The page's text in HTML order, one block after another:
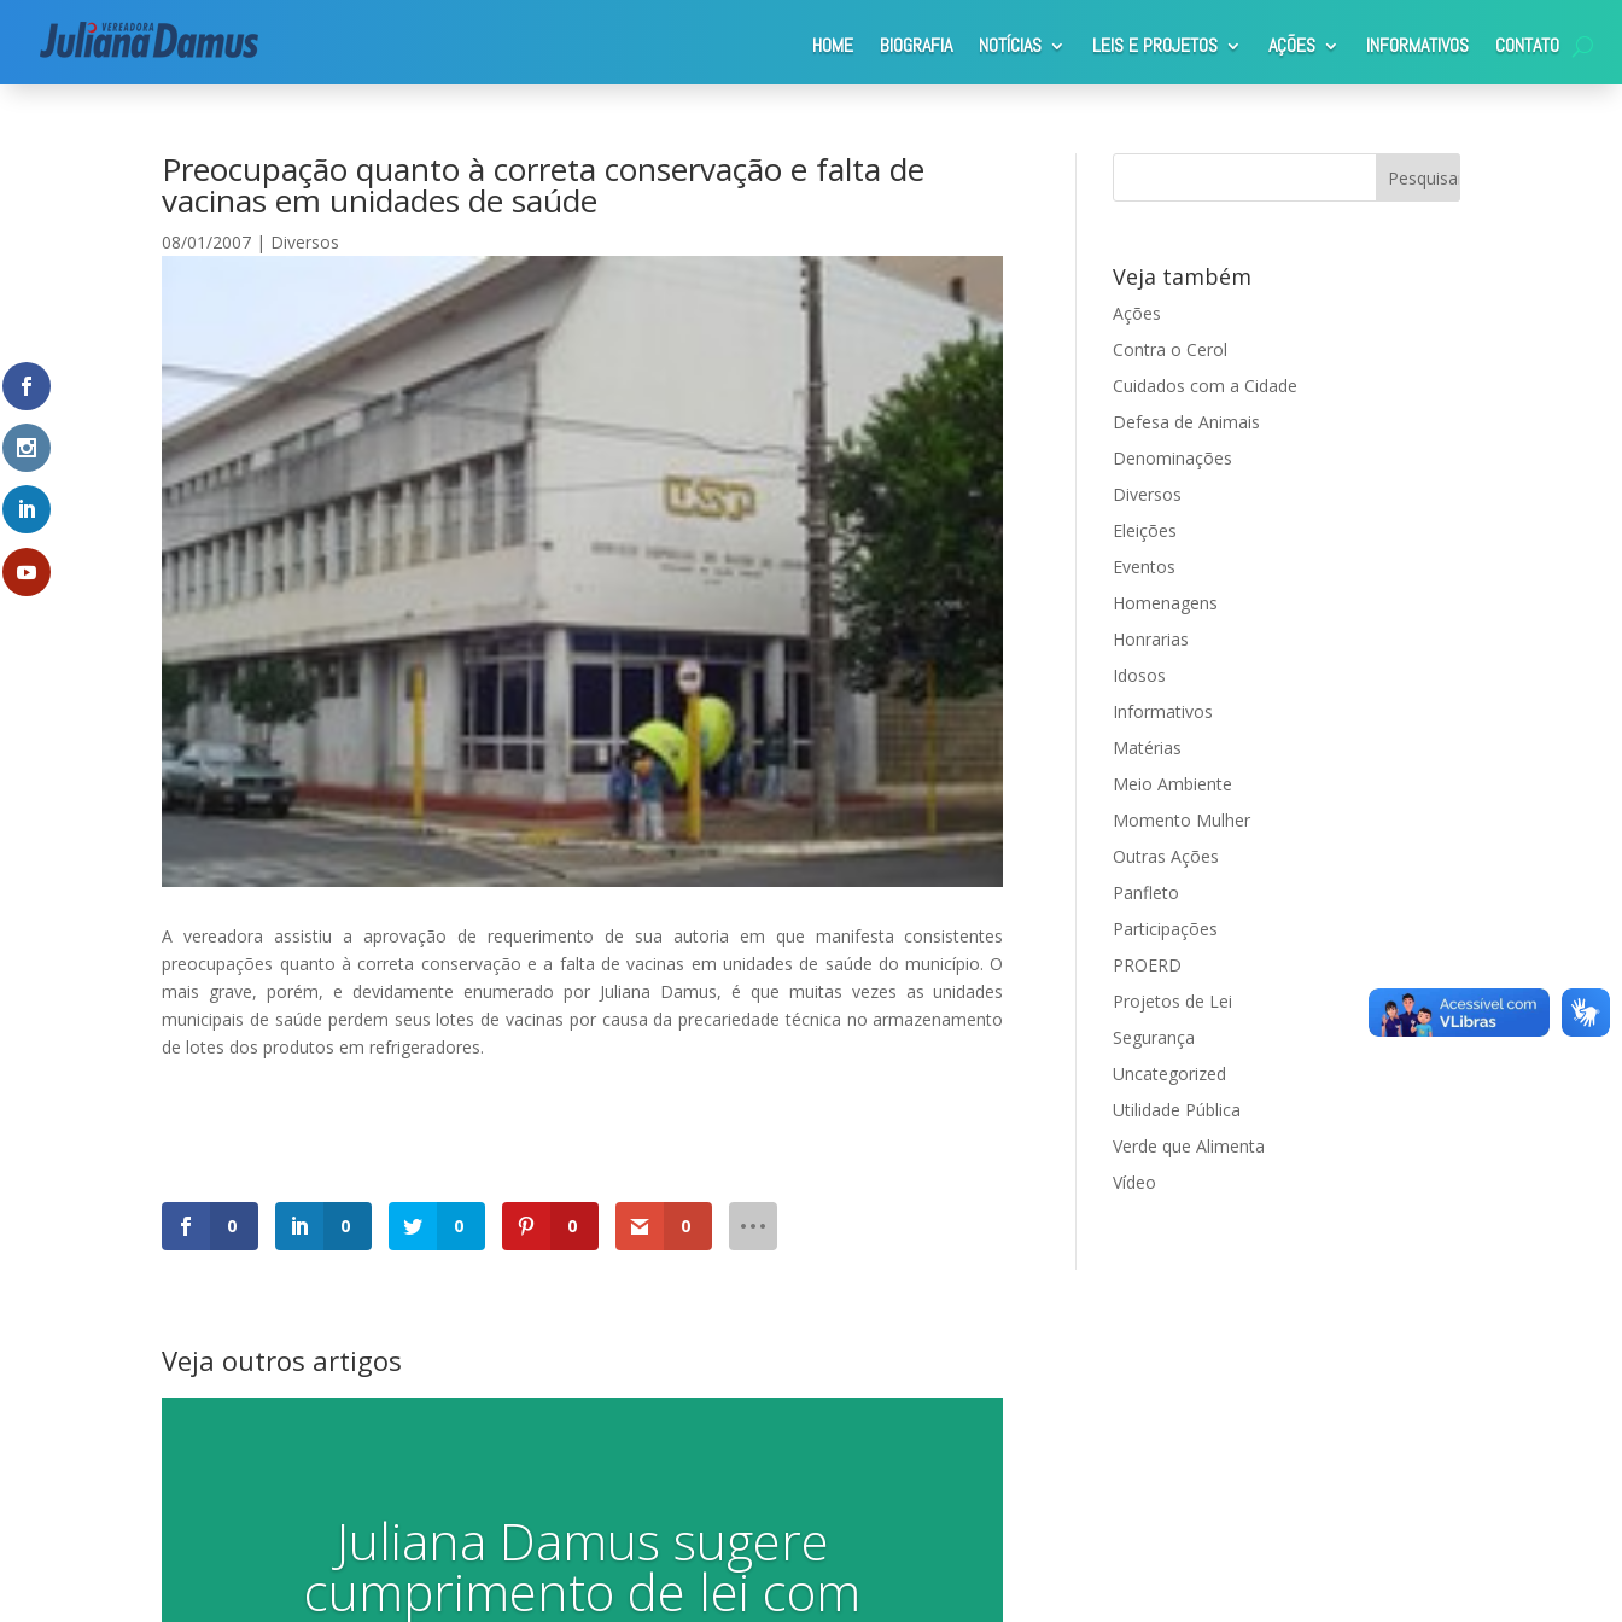
HOME BIOGRAFIA NOTÍCIAS LEIS E PROJETOS AÇÕES INFORMATIVOS CONTATO
Início|Diversos Preocupação quanto à correta conservação e falta de vacinas em unidades de saúde
Preocupação quanto à correta conservação e falta de
vacinas em unidades de saúde
08/01/2007 | Diversos
A vereadora assistiu a aprovação de requerimento de sua autoria em que manifesta consistentes
preocupações quanto à correta conservação e a falta de vacinas em unidades de saúde do município. O
mais grave, porém, e devidamente enumerado por Juliana Damus, é que muitas vezes as unidades
municipais de saúde perdem seus lotes de vacinas por causa da precariedade técnica no armazenamento
de lotes dos produtos em refrigeradores.
0 0 0 0 0
Veja outros artigos
Juliana Damus sugere
cumprimento de lei com
Veja também
Ações
Contra o Cerol
Cuidados com a Cidade
Defesa de Animais
Denominações
Diversos
Eleições
Eventos
Homenagens
Honrarias
Idosos
Informativos
Matérias
Meio Ambiente
Momento Mulher
Outras Ações
Panfleto
Participações
PROERD
Projetos de Lei
Segurança
Uncategorized
Utilidade Pública
Verde que Alimenta
Vídeo